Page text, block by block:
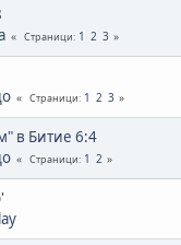
Страници 1 2 3
Страници 1 2 3
в Битие 6:4
Страници 1 2